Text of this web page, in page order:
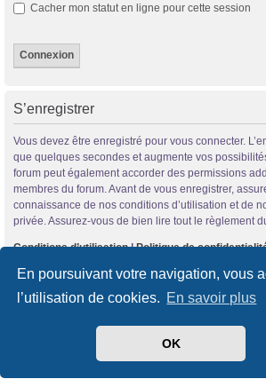
En poursuivant votre navigation, vous
l’utilisation de cookies. En savoir plus
OK
Cacher mon statut en ligne pour cette session
S’enregistrer
Vous devez être enregistré pour vous connecter.
que quelques secondes et augmente vos
forum peut également accorder des permissions
membres du forum. Avant de vous enregistrer,
connaissance de nos conditions d’utilisation et de
privée. Assurez-vous de bien lire tout le règlement
Conditions d’utilisation|Politique de
S’enregistrer
Supprimer les cookies